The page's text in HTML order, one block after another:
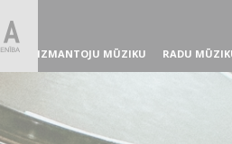
IZMANTOJU MŪZIKU RADU